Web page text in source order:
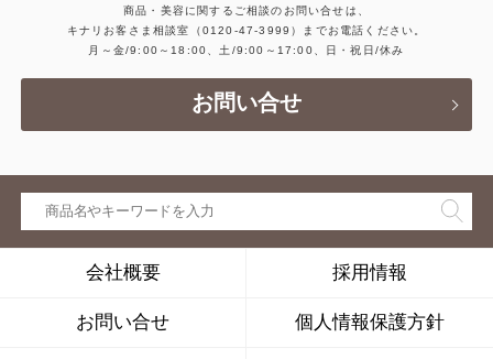
商品・美容に関するご相談のお問い合せは、
キナリお客さま相談室
（0120-47-3999）
までお電話ください。
月～金/9:00～18:00、土/9:00～17:00、日・祝日/休み
お問い合せ
会社概要 採用情報
お問い合せ 個人情報保護方針